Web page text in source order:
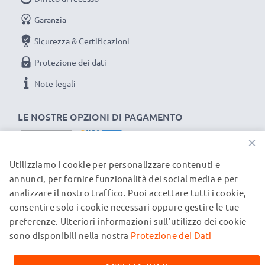
LE NOSTRE OPZIONI DI PAGAMENTO
Garanzia
Sicurezza & Certificazioni
Protezione dei dati
Note legali
I NOSTRI PARTNER DI SPEDIZIONE
© subtel.ch 2026
Tutti i prezzi sono comprensivi di IVA e al netto dei costi di
spedizione. Si prega di notare che tutti i marchi citati sono
menzionati sulle nostre pagine web esclusivamente per
×
Utilizziamo i cookie per personalizzare contenuti e
annunci, per fornire funzionalità dei social media e per
analizzare il nostro traffico. Puoi accettare tutti i cookie,
consentire solo i cookie necessari oppure gestire le tue
preferenze. Ulteriori informazioni sull’utilizzo dei cookie
sono disponibili nella nostra Protezione dei Dati